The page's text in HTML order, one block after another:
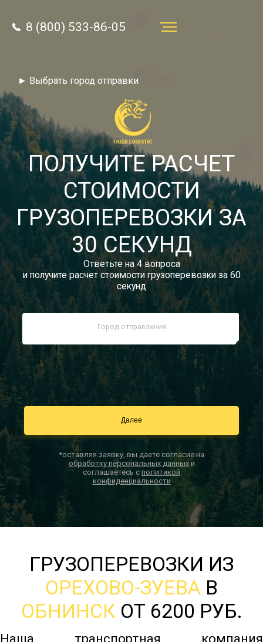
8 (800) 533-86-05
Звонок по России бесплатный
autotransport24@yandex.ru
Заказать звонок
Тарифы
Отзывы
Статьи
Новости
Документы
Контакты
► Выбрать город отправки
8 (800) 533-86-05
ПОЛУЧИТЕ РАСЧЕТ
СТОИМОСТИ
ГРУЗОПЕРЕВОЗКИ ЗА
30 СЕКУНД
Ответьте на 4 вопроса
и получите расчет стоимости грузоперевозки за 60
секунд
*оставляя заявку, вы даете согласие на
обработку персональных данныхи
соглашаетесь с политикой
конфиденциальности
ГРУЗОПЕРЕВОЗКИ ИЗ
ОРЕХОВО-ЗУЕВА В
ОБНИНСКОТ 6200 РУБ.
Наша транспортная компания